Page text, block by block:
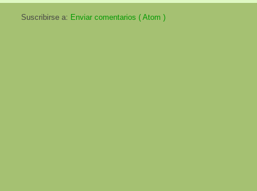
Suscribirse a: Enviar comentarios ( Atom )